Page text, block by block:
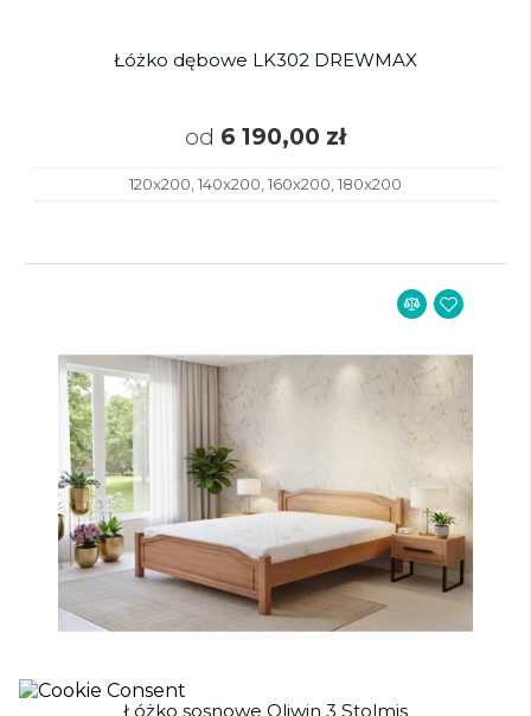
Łóżko dębowe LK302 DREWMAX
od 6 190,00 zł
120x200, 140x200, 160x200, 180x200
Łóżko sosnowe Oliwin 3 Stolmis